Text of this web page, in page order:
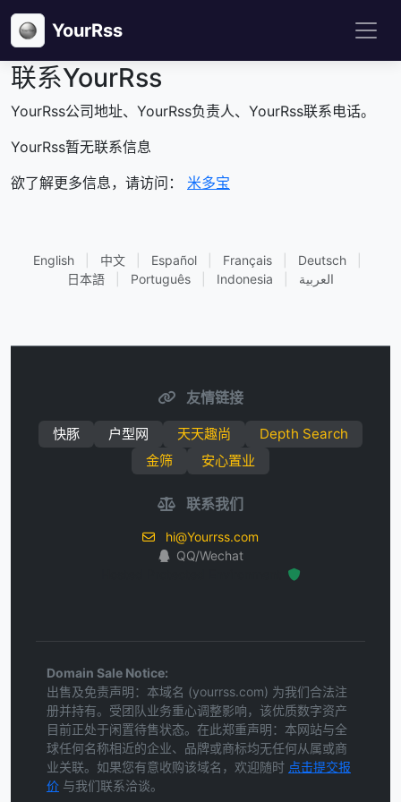
YourRss
联系YourRss
YourRss公司地址、YourRss负责人、YourRss联系电话。
YourRss暂无联系信息
欲了解更多信息，请访问： 米多宝
English 中文 Español Français Deutsch
日本語
Português Indonesia العربية
友情链接
快豚 户型网 天天趣尚
Depth Search
金筛
安心置业
联系我们
hi@Yourrss.com
QQ/Wechat
Domain Sale Notice:
出售及免责声明：本域名 (yourrss.com) 为我们合法注
册并持有。受团队业务重心调整影响，该优质数字资产
目前正处于闲置待售状态。在此郑重声明：本网站与全
球任何名称相近的企业、品牌或商标均无任何从属或商
业关联。如果您有意收购该域名，欢迎随时 点击提交报
价 与我们联系洽谈。